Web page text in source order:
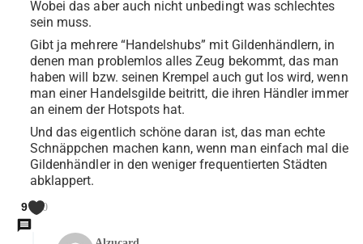
Wobei das aber auch nicht unbedingt was schlechtes
sein muss.
Gibt ja mehrere “Handelshubs” mit Gildenhändlern, in
denen man problemlos alles Zeug bekommt, das man
haben will bzw. seinen Krempel auch gut los wird, wenn
man einer Handelsgilde beitritt, die ihren Händler immer
an einem der Hotspots hat.
Und das eigentlich schöne daran ist, das man echte
Schnäppchen machen kann, wenn man einfach mal die
Gildenhändler in den weniger frequentierten Städten
abklappert.
0
9